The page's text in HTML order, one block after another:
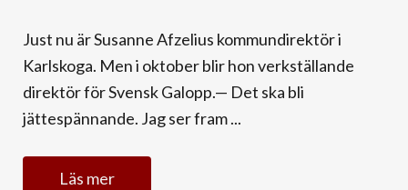
Just nu är Susanne Afzelius kommundirektör i
Karlskoga. Men i oktober blir hon verkställande
direktör för Svensk Galopp.— Det ska bli
jättespännande. Jag ser fram ...
Läs mer